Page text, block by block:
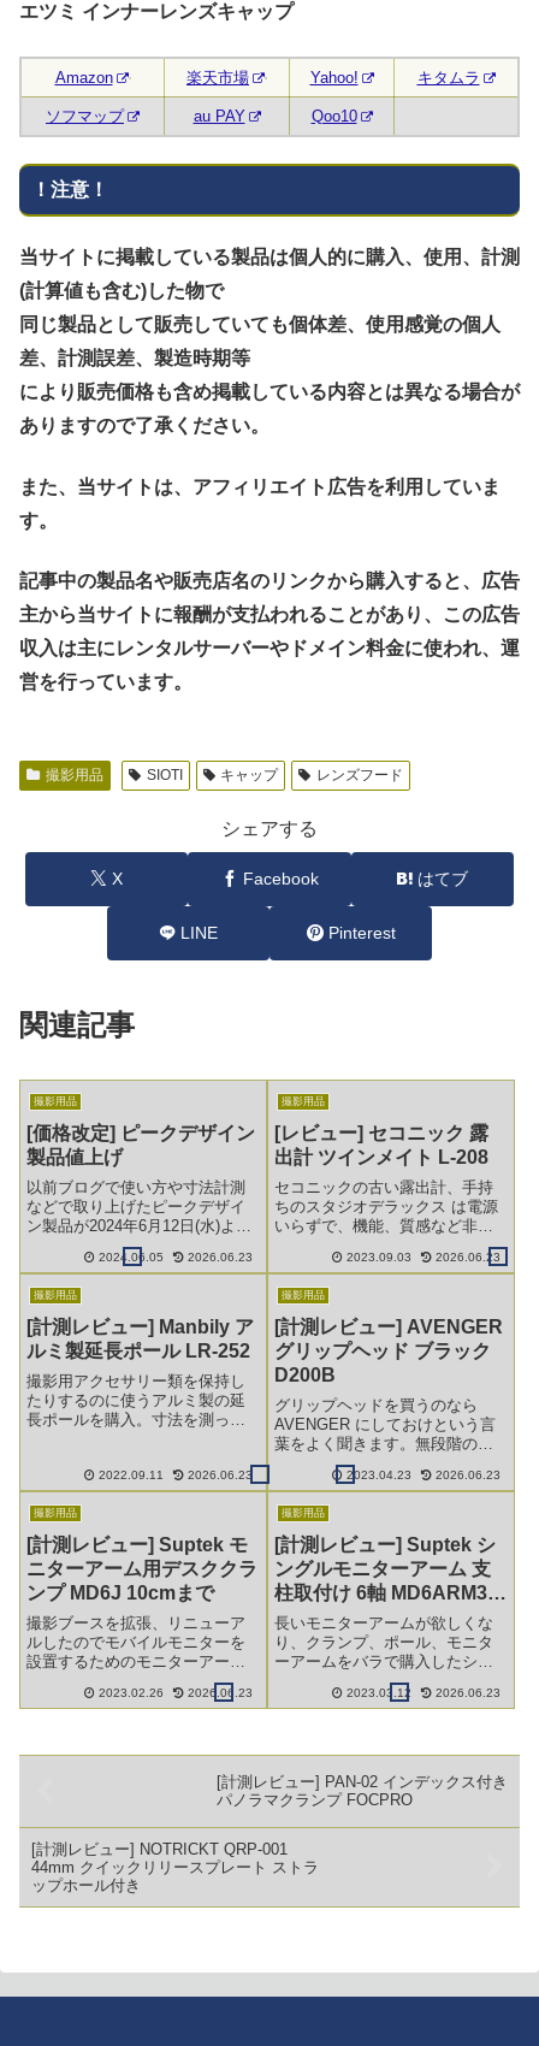
エツミ インナーレンズキャップ
Amazon 楽天市場 Yahoo! キタムラ
ソフマップ au PAY Qoo10
！注意！
当サイトに掲載している製品は個人的に購入、使用、計測
(計算値も含む)した物で
同じ製品として販売していても個体差、使用感覚の個人
差、計測誤差、製造時期等
により販売価格も含め掲載している内容とは異なる場合が
ありますので了承ください。
また、当サイトは、アフィリエイト広告を利用していま
す。
記事中の製品名や販売店名のリンクから購入すると、広告
主から当サイトに報酬が支払われることがあり、この広告
収入は主にレンタルサーバーやドメイン料金に使われ、運
営を行っています。
撮影用品 SIOTI キャップ レンズフード
シェアする
X Facebook はてブ
LINE Pinterest
関連記事
撮影用品
[価格改定] ピークデザイン
製品値上げ
以前ブログで使い方や寸法計測
などで取り上げたピークデザイ
ン製品が2024年6月12日(水)より
値上げされます。
2024.06.05 2026.06.23
撮影用品
[レビュー] セコニック 露
出計 ツインメイト L-208
セコニックの古い露出計、手持
ちのスタジオデラックス は電源
いらずで、機能、質感など非常
にいい物ではありますが、いか
んせん重い。そこで、ボタン電
てコンパクトな露出計 セコニッ
ク の ツインメイト L-208を買っ
てみました。
2023.09.03 2026.06.23
撮影用品
[計測レビュー] Manbily ア
ルミ製延長ポール LR-252
撮影用アクセサリー類を保持し
たりするのに使うアルミ製の延
長ポールを購入。寸法を測った
2022.09.11 2026.06.23
撮影用品
[計測レビュー] AVENGER
グリップヘッド ブラック
D200B
グリップヘッドを買うのなら
AVENGER にしておけという言
葉をよく聞きます。無段階の角
度でがっちりと固定できる。実
際に購入したのであちこち寸法
2023.04.23 2026.06.23
撮影用品
[計測レビュー] Suptek モ
ニターアーム用デスククラ
ンプ MD6J 10cmまで
撮影ブースを拡張、リニューア
ルしたのでモバイルモニターを
設置するためのモニターアーム
も長く使いやすい物に変更で
す。セット物は販売終了してし
入し組み立てますが、まずはク
2023.02.26 2026.06.23
撮影用品
[計測レビュー] Suptek シ
ングルモニターアーム 支
柱取付け 6軸 MD6ARM3
ロングアーム
長いモニターアームが欲しくな
り、クランプ、ポール、モニタ
ーアームをバラで購入したシリ
ーズ3回目。モニターアームにつ
いてです。2023.03.12 2026.06.23
[計測レビュー] PAN-02 インデックス付き
パノラマクランプ FOCPRO
[計測レビュー] NOTRICKT QRP-001
44mm クイックリリースプレート ストラ
ップホール付き